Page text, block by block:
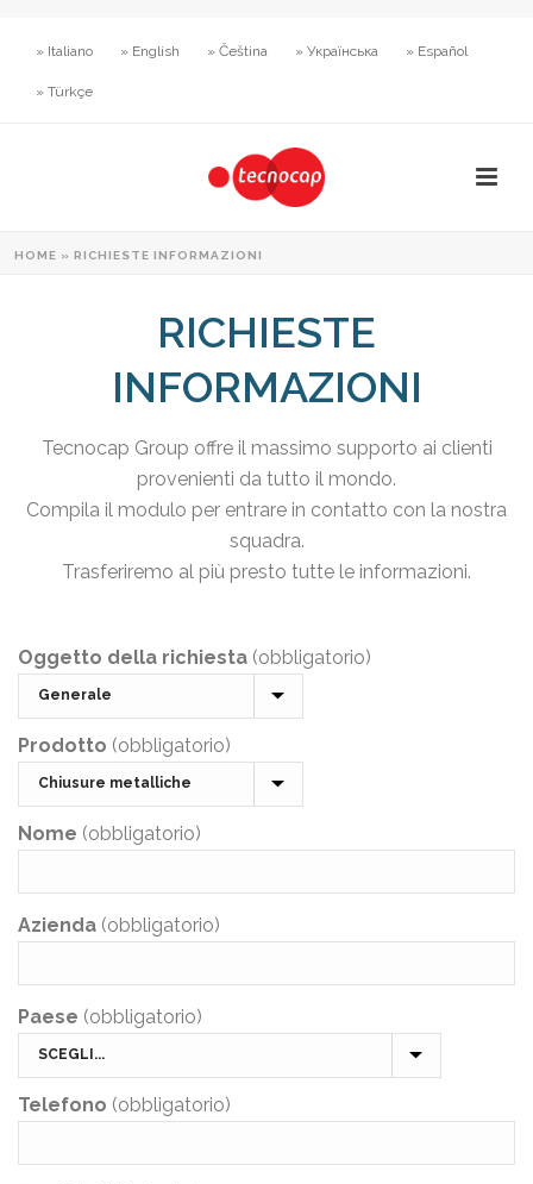
» Italiano » English » Čeština » Українська » Español
» Türkçe
HOME » RICHIESTE INFORMAZIONI
RICHIESTE
INFORMAZIONI
Tecnocap Group offre il massimo supporto ai clienti
provenienti da tutto il mondo.
Compila il modulo per entrare in contatto con la nostra
squadra.
Trasferiremo al più presto tutte le informazioni.
Oggetto della richiesta (obbligatorio)
Prodotto (obbligatorio)
Nome (obbligatorio)
Azienda (obbligatorio)
Paese (obbligatorio)
Telefono (obbligatorio)